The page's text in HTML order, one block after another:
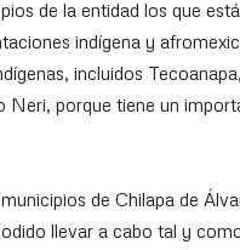
de la entidad los que
indígena y
incluidos
Neri, porque tiene un
de Chilapa de
llevar a cabo tal y